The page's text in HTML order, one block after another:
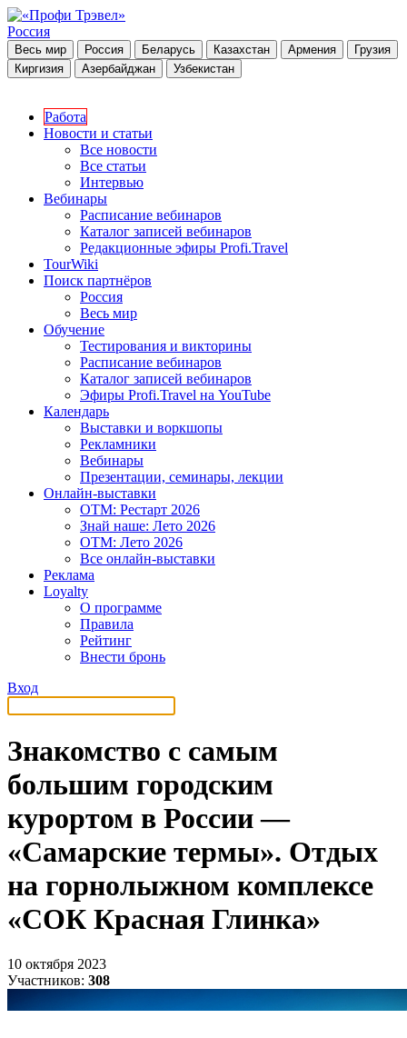
Россия
Весь мир Россия Беларусь Казахстан Армения
Грузия
Киргизия
Азербайджан Узбекистан
Работа
Новости и статьи
Все новости
Все статьи
Интервью
Вебинары
Расписание вебинаров
Каталог записей вебинаров
Редакционные эфиры Profi.Travel
TourWiki
Поиск партнёров
Россия
Весь мир
Обучение
Тестирования и викторины
Расписание вебинаров
Каталог записей вебинаров
Эфиры Profi.Travel на YouTube
Календарь
Выставки и воркшопы
Рекламники
Вебинары
Презентации, семинары, лекции
Онлайн-выставки
OTM: Рестарт 2026
Знай наше: Лето 2026
OTM: Лето 2026
Все онлайн-выставки
Реклама
Loyalty
О программе
Правила
Рейтинг
Внести бронь
Вход
Знакомство с самым
большим городским
курортом в России —
«Самарские термы». Отдых
на горнолыжном комплексе
«СОК Красная Глинка»
10 октября 2023
Участников: 308